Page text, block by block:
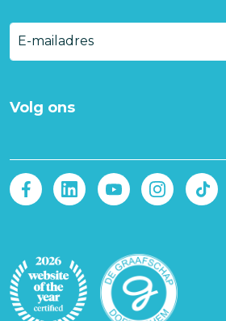
E-
mailadres
Volg ons
Afbeelding Afbeelding